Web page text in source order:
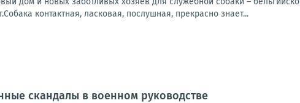
контактная, ласковая, послушная, прекрасно знает...
скандалы в военном руководстве